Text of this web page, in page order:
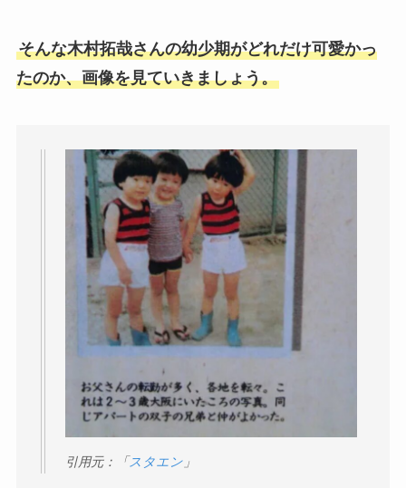
そんな木村拓哉さんの幼少期がどれだけ可愛かっ
たのか、画像を見ていきましょう。
引用元：「 スタエン」